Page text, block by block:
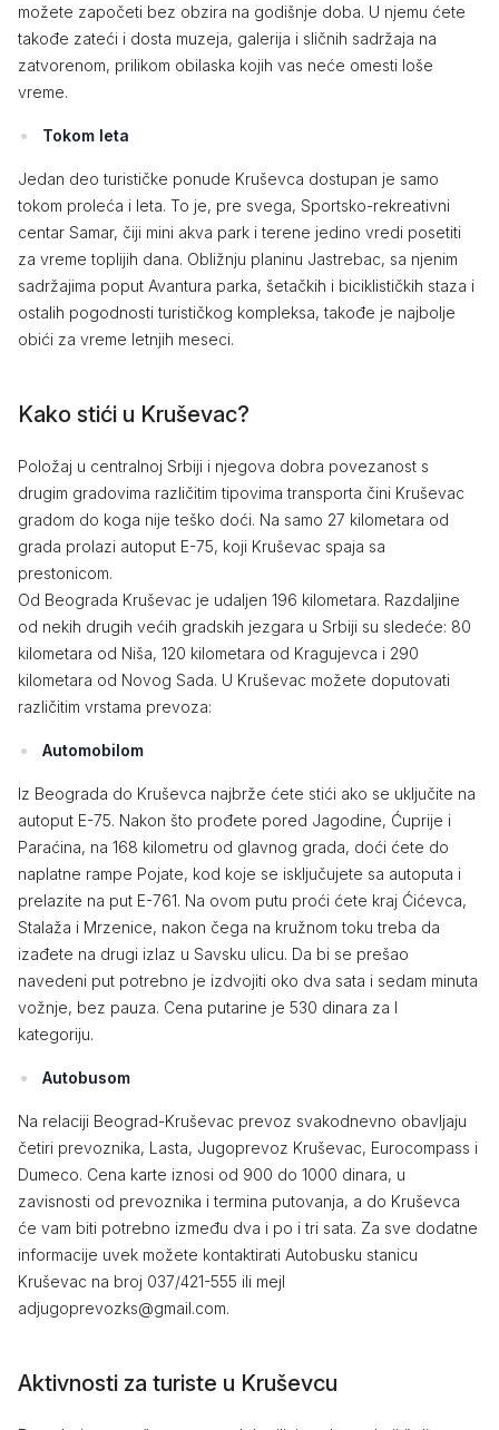
možete započeti bez obzira na godišnje doba. U njemu ćete
takođe zateći i dosta muzeja, galerija i sličnih sadržaja na
zatvorenom, prilikom obilaska kojih vas neće omesti loše
vreme.
Tokom leta
Jedan deo turističke ponude Kruševca dostupan je samo
tokom proleća i leta. To je, pre svega, Sportsko-rekreativni
centar Samar, čiji mini akva park i terene jedino vredi posetiti
za vreme toplijih dana. Obližnju planinu Jastrebac, sa njenim
sadržajima poput Avantura parka, šetačkih i biciklističkih staza i
ostalih pogodnosti turističkog kompleksa, takođe je najbolje
obići za vreme letnjih meseci.
Kako stići u Kruševac?
Položaj u centralnoj Srbiji i njegova dobra povezanost s
drugim gradovima različitim tipovima transporta čini Kruševac
gradom do koga nije teško doći. Na samo 27 kilometara od
grada prolazi autoput E-75, koji Kruševac spaja sa
prestonicom.
Od Beograda Kruševac je udaljen 196 kilometara. Razdaljine
od nekih drugih većih gradskih jezgara u Srbiji su sledeće: 80
kilometara od Niša, 120 kilometara od Kragujevca i 290
kilometara od Novog Sada. U Kruševac možete doputovati
različitim vrstama prevoza:
Automobilom
Iz Beograda do Kruševca najbrže ćete stići ako se uključite na
autoput E-75. Nakon što prođete pored Jagodine, Ćuprije i
Paraćina, na 168 kilometru od glavnog grada, doći ćete do
naplatne rampe Pojate, kod koje se isključujete sa autoputa i
prelazite na put E-761. Na ovom putu proći ćete kraj Ćićevca,
Stalaža i Mrzenice, nakon čega na kružnom toku treba da
izađete na drugi izlaz u Savsku ulicu. Da bi se prešao
navedeni put potrebno je izdvojiti oko dva sata i sedam minuta
vožnje, bez pauza. Cena putarine je 530 dinara za I
kategoriju.
Autobusom
Na relaciji Beograd-Kruševac prevoz svakodnevno obavljaju
četiri prevoznika, Lasta, Jugoprevoz Kruševac, Eurocompass i
Dumeco. Cena karte iznosi od 900 do 1000 dinara, u
zavisnosti od prevoznika i termina putovanja, a do Kruševca
će vam biti potrebno između dva i po i tri sata. Za sve dodatne
informacije uvek možete kontaktirati Autobusku stanicu
Kruševac na broj 037/421-555 ili mejl
adjugoprevozks@gmail.com.
Aktivnosti za turiste u Kruševcu